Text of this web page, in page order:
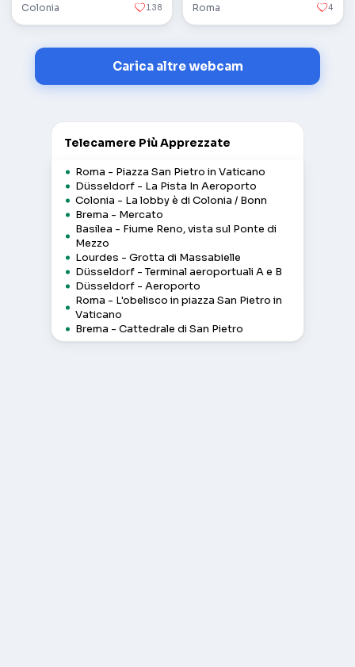
Colonia 138 Roma 4
Carica altre webcam
Telecamere Più Apprezzate
Roma - Piazza San Pietro in Vaticano
Düsseldorf - La Pista In Aeroporto
Colonia - La lobby è di Colonia / Bonn
Brema - Mercato
Basilea - Fiume Reno, vista sul Ponte di
Mezzo
Lourdes - Grotta di Massabielle
Düsseldorf - Terminal aeroportuali A e B
Düsseldorf - Aeroporto
Roma - L'obelisco in piazza San Pietro in
Vaticano
Brema - Cattedrale di San Pietro